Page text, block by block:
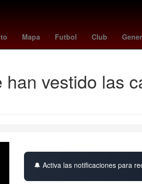
Mapa Futbol Club
brand new day Morelia crédito Al
vestido las
🔔 Activa las notificaciones para